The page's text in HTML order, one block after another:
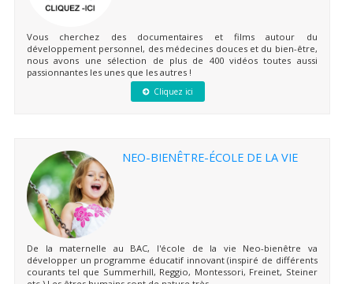
Vous cherchez des documentaires et films autour du
développement personnel, des médecines douces et du bien-être,
nous avons une sélection de plus de 400 vidéos toutes aussi
passionnantes les unes que les autres !
Cliquez ici
NEO-BIENÊTRE-ÉCOLE DE LA VIE
De la maternelle au BAC, l'école de la vie Neo-bienêtre va
développer un programme éducatif innovant (inspiré de différents
courants tel que Summerhill, Reggio, Montessori, Freinet, Steiner